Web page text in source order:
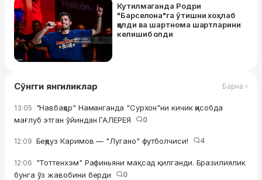
Кутилмаганда Родри
"Барселона"га ўтишни хоҳлаб
қолди ва шартнома шартларини
келишиб олди
Сўнгги янгиликлар Барча ›
13:05 "Навбаҳор" Наманганда "Сурхон"ни кичик ҳисобда
мағлуб этган ўйиндан ГАЛЕРЕЯ
0
12:09 Беҳруз Каримов — "Лугано" футболчиси! 4
12:06 "Тоттенхэм" Рафиньяни мақсад қилганди. Бразилиялик
бунга ўз жавобини берди
0